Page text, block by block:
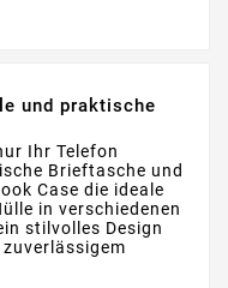
und praktische
Ihr Telefon
Brieftasche und
Case die ideale
in verschiedenen
stilvolles Design